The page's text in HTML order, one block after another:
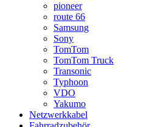
pioneer
route 66
Samsung
Sony
TomTom
TomTom Truck
Transonic
Typhoon
VDO
Yakumo
Netzwerkkabel